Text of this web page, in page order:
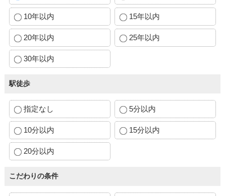
10年以内 15年以内
20年以内 25年以内
30年以内
駅徒歩
指定なし 5分以内
10分以内 15分以内
20分以内
こだわりの条件